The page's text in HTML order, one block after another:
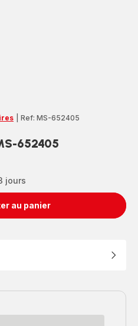
Ref: MS-652405
652405
jours
au panier